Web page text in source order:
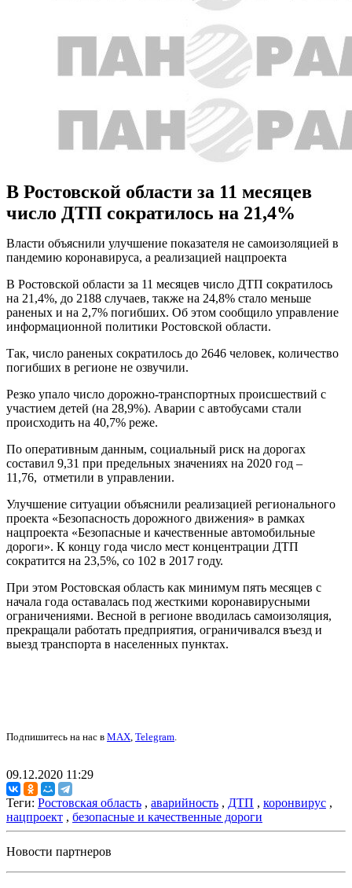
В Ростовской области за 11 месяцев
число ДТП сократилось на 21,4%
Власти объяснили улучшение показателя не самоизоляцией в
пандемию коронавируса, а реализацией нацпроекта
В Ростовской области за 11 месяцев число ДТП сократилось
на 21,4%, до 2188 случаев, также на 24,8% стало меньше
раненых и на 2,7% погибших. Об этом сообщило управление
информационной политики Ростовской области.
Так, число раненых сократилось до 2646 человек, количество
погибших в регионе не озвучили.
Резко упало число дорожно-транспортных происшествий с
участием детей (на 28,9%). Аварии с автобусами стали
происходить на 40,7% реже.
По оперативным данным, социальный риск на дорогах
составил 9,31 при предельных значениях на 2020 год –
11,76, отметили в управлении.
Улучшение ситуации объяснили реализацией регионального
проекта «Безопасность дорожного движения» в рамках
нацпроекта «Безопасные и качественные автомобильные
дороги». К концу года число мест концентрации ДТП
сократится на 23,5%, со 102 в 2017 году.
При этом Ростовская область как минимум пять месяцев с
начала года оставалась под жесткими коронавирусными
ограничениями. Весной в регионе вводилась самоизоляция,
прекращали работать предприятия, ограничивался въезд и
выезд транспорта в населенных пунктах.
Подпишитесь на нас в MAX, Telegram.
09.12.2020 11:29
Теги: Ростовская область , аварийность , ДТП , коронвирус ,
нацпроект , безопасные и качественные дороги
Новости партнеров